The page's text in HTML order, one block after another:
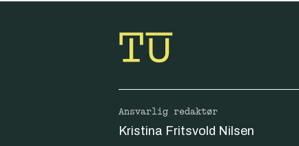
Ansvarlig redaktør
Kristina Fritsvold Nilsen